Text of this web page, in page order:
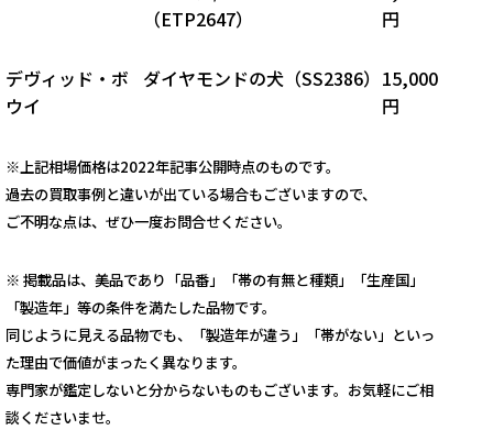
（ETP2647）
円
デヴィッド・ボ
ウイ
ダイヤモンドの犬（SS2386） 15,000
円
※上記相場価格は2022年記事公開時点のものです。
過去の買取事例と違いが出ている場合もございますので、
ご不明な点は、ぜひ一度お問合せください。
※ 掲載品は、美品であり「品番」「帯の有無と種類」「生産国」
「製造年」等の条件を満たした品物です。
同じように見える品物でも、「製造年が違う」「帯がない」といっ
た理由で価値がまったく異なります。
専門家が鑑定しないと分からないものもございます。お気軽にご相
談くださいませ。